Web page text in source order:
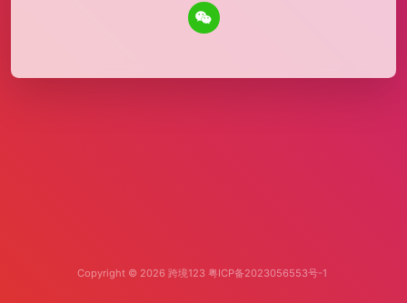
Copyright © 2026 跨境123 粤ICP备2023056553号-1